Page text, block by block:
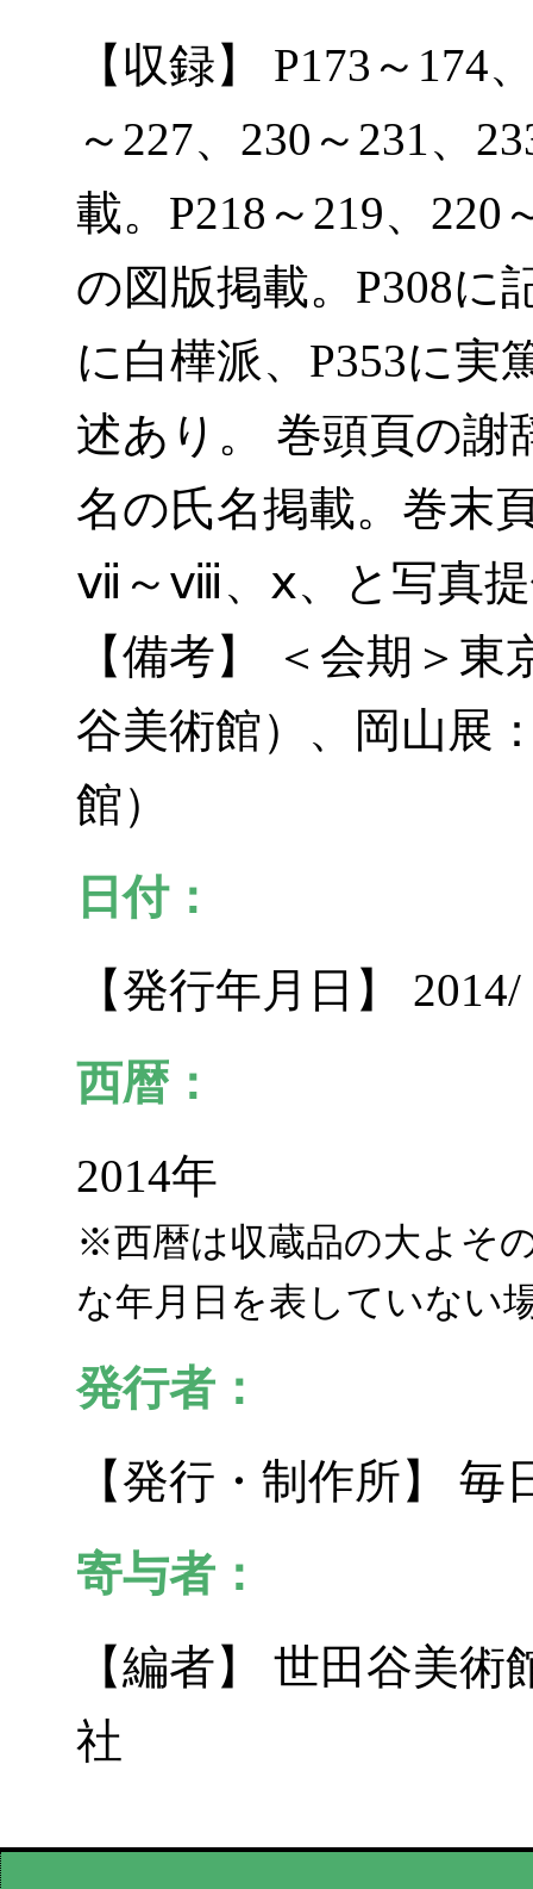
【収録】 P173～174
～227、230～231、
載。P218～219、220
の図版掲載。P308に
に白樺派、P353に実
述あり。 巻頭頁の謝
名の氏名掲載。巻末
ⅶ～ⅷ、ⅹ、と写真提
【備考】 ＜会期＞
谷美術館）、岡山展
館）
日付：
【発行年月日】 2014/
西暦：
2014年
※西暦は収蔵品の大よそ
な年月日を表していない
発行者：
【発行・制作所】 毎
寄与者：
【編者】 世田谷美
社